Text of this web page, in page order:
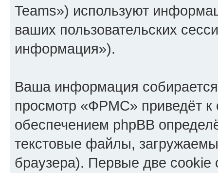
Teams») используют
ваших пользовательских
информация»).
Ваша информация
просмотр «ФРМС» приведёт
обеспечением phpBB
текстовые файлы,
браузера). Первые две cookie